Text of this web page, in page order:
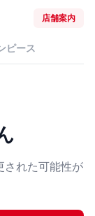
店舗案内
ピース
された可能性が